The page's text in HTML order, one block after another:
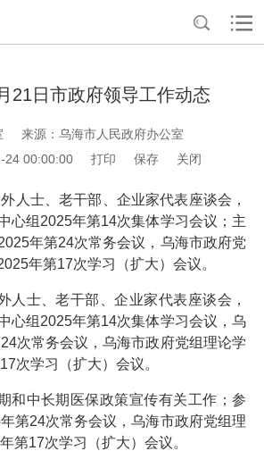
办公室信息公开 法定主动公开内容
政
21日市政府领导工作动态
来源：乌海市人民政府办公室
24 00:00:00
打印 保存 关闭
士、老干部、企业家代表座谈会，
心组2025年第14次集体学习会议；主
年第24次常务会议，乌海市政府党
年第17次学习（扩大）会议。
士、老干部、企业家代表座谈会，
心组2025年第14次集体学习会议，乌
次常务会议，乌海市政府党组理论学
次学习（扩大）会议。
中长期医保政策宣传有关工作；参
第24次常务会议，乌海市政府党组理
第17次学习（扩大）会议。